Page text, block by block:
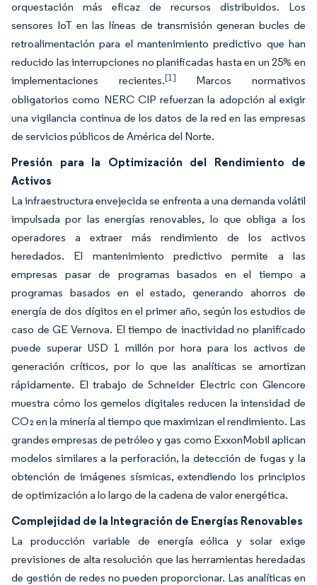
orquestación más eficaz de recursos distribuidos. Los
sensores IoT en las líneas de transmisión generan bucles de
retroalimentación para el mantenimiento predictivo que han
reducido las interrupciones no planificadas hasta en un 25% en
implementaciones recientes.[1] Marcos normativos
obligatorios como NERC CIP refuerzan la adopción al exigir
una vigilancia continua de los datos de la red en las empresas
de servicios públicos de América del Norte.
Presión para la Optimización del Rendimiento de
Activos
La infraestructura envejecida se enfrenta a una demanda volátil
impulsada por las energías renovables, lo que obliga a los
operadores a extraer más rendimiento de los activos
heredados. El mantenimiento predictivo permite a las
empresas pasar de programas basados en el tiempo a
programas basados en el estado, generando ahorros de
energía de dos dígitos en el primer año, según los estudios de
caso de GE Vernova. El tiempo de inactividad no planificado
puede superar USD 1 millón por hora para los activos de
generación críticos, por lo que las analíticas se amortizan
rápidamente. El trabajo de Schneider Electric con Glencore
muestra cómo los gemelos digitales reducen la intensidad de
CO₂ en la minería al tiempo que maximizan el rendimiento. Las
grandes empresas de petróleo y gas como ExxonMobil aplican
modelos similares a la perforación, la detección de fugas y la
obtención de imágenes sísmicas, extendiendo los principios
de optimización a lo largo de la cadena de valor energética.
Complejidad de la Integración de Energías Renovables
La producción variable de energía eólica y solar exige
previsiones de alta resolución que las herramientas heredadas
de gestión de redes no pueden proporcionar. Las analíticas en